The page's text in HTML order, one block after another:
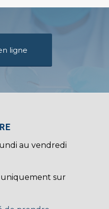
ligne
au vendredi
uniquement sur